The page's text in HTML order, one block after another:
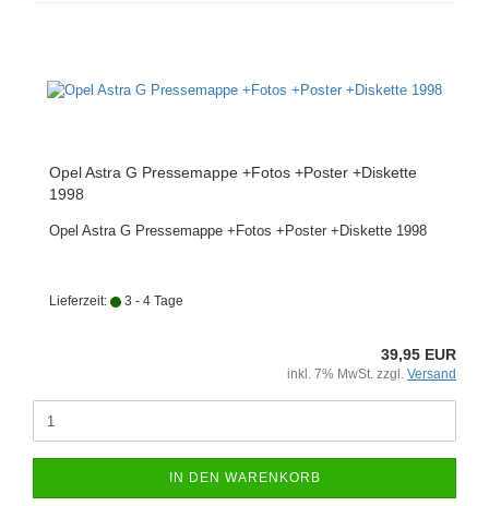
Opel Astra G Pressemappe +Fotos +Poster +Diskette
1998
Opel Astra G Pressemappe +Fotos +Poster +Diskette 1998
Lieferzeit: 3 - 4 Tage
39,95 EUR
inkl. 7% MwSt. zzgl. Versand
IN DEN WARENKORB